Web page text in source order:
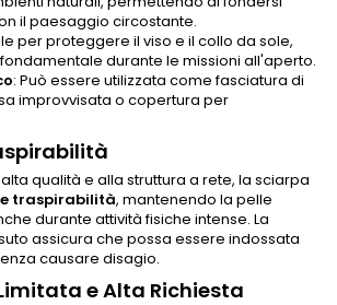
il paesaggio circostante.
per proteggere il viso e il collo da sole,
durante le missioni all'aperto.
: Può essere utilizzata come fasciatura di
improvvisata o copertura per
qualità e alla struttura a rete, la sciarpa
traspirabilità, mantenendo la pelle
durante attività fisiche intense. La
assicura che possa essere indossata
causare disagio.
e Alta Richiesta